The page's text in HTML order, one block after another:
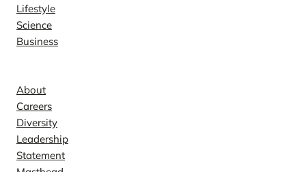
Lifestyle
Science
Business
About
Careers
Diversity
Leadership
Statement